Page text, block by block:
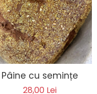
Pâine cu semințe
28,00 Lei